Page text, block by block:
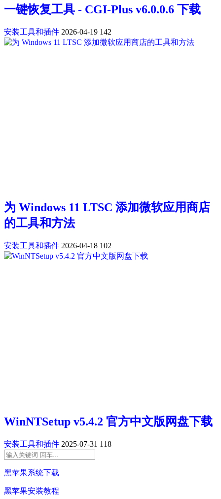
一键恢复工具 - CGI-Plus v6.0.0.6 下载
安装工具和插件 2026-04-19 142
为 Windows 11 LTSC 添加微软应用商店
的工具和方法
安装工具和插件 2026-04-18 102
WinNTSetup v5.4.2 官方中文版网盘下载
安装工具和插件 2025-07-31 118
黑苹果系统下载
黑苹果安装教程